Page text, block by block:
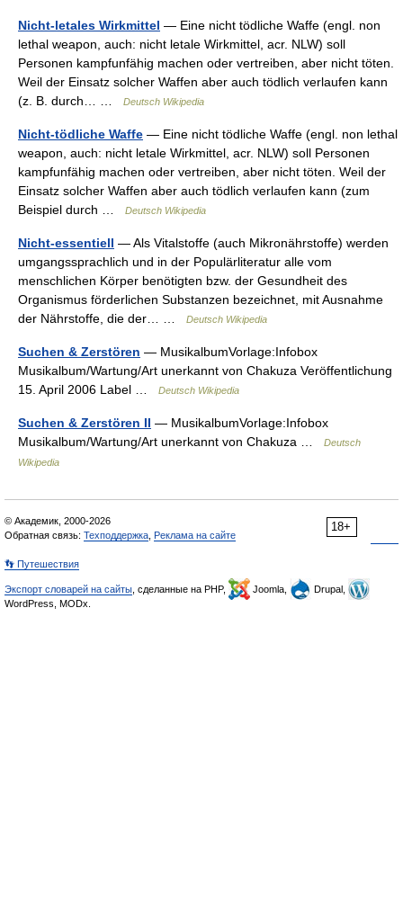
Nicht-letales Wirkmittel — Eine nicht tödliche Waffe (engl. non
lethal weapon, auch: nicht letale Wirkmittel, acr. NLW) soll
Personen kampfunfähig machen oder vertreiben, aber nicht töten.
Weil der Einsatz solcher Waffen aber auch tödlich verlaufen kann
(z. B. durch… …
Deutsch Wikipedia
Nicht-tödliche Waffe — Eine nicht tödliche Waffe (engl. non lethal
weapon, auch: nicht letale Wirkmittel, acr. NLW) soll Personen
kampfunfähig machen oder vertreiben, aber nicht töten. Weil der
Einsatz solcher Waffen aber auch tödlich verlaufen kann (zum
Beispiel durch …
Deutsch Wikipedia
Nicht-essentiell — Als Vitalstoffe (auch Mikronährstoffe) werden
umgangssprachlich und in der Populärliteratur alle vom
menschlichen Körper benötigten bzw. der Gesundheit des
Organismus förderlichen Substanzen bezeichnet, mit Ausnahme
der Nährstoffe, die der… …
Deutsch Wikipedia
Suchen & Zerstören — MusikalbumVorlage:Infobox
Musikalbum/Wartung/Art unerkannt von Chakuza Veröffentlichung
15. April 2006 Label …
Deutsch Wikipedia
Suchen & Zerstören II — MusikalbumVorlage:Infobox
Musikalbum/Wartung/Art unerkannt von Chakuza …
Deutsch
Wikipedia
18+
© Академик, 2000-2026
Обратная связь: Техподдержка Реклама на сайте
👣 Путешествия
Экспорт словарей на сайты , сделанные на PHP, Joomla,
Drupal,
WordPress, MODx.